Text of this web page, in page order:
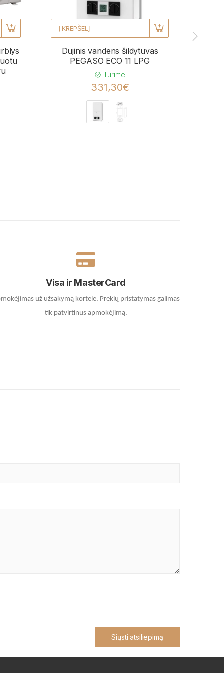
Į KREPŠELĮ
Dujinis vandens šildytuvas
PEGASO ECO 11 LPG
Turime
331,30€
Visa ir MasterCard
už užsakymą kortele. Prekių pristatymas galimas
tik patvirtinus apmokėjimą.
Siųsti atsiliepimą